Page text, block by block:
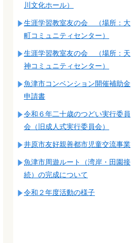
川文化ホール）
生涯学習教室友の会 （場所：大
町コミュニティセンター）
生涯学習教室友の会 （場所：天
神コミュニティセンター）
魚津市コンベンション開催補助金
申請書
令和６年二十歳のつどい実行委員
会（旧成人式実行委員会）
井原市友好親善都市児童交流事業
魚津市周遊ルート（湾岸・田園接
続）の完成について
令和２年度活動の様子